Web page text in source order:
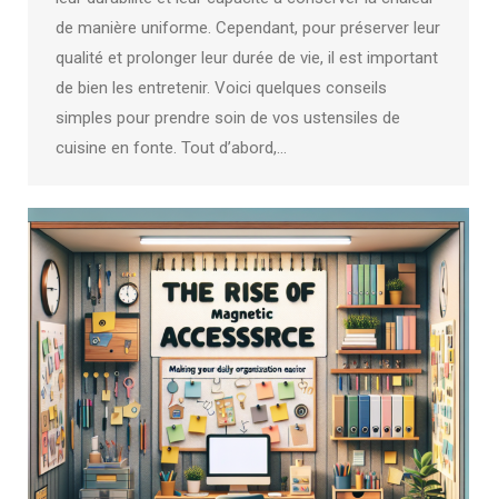
de manière uniforme. Cependant, pour préserver leur
qualité et prolonger leur durée de vie, il est important
de bien les entretenir. Voici quelques conseils
simples pour prendre soin de vos ustensiles de
cuisine en fonte. Tout d’abord,…